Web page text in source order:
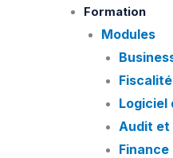
Formation
Modules
Logiciel
Audit et
Finance